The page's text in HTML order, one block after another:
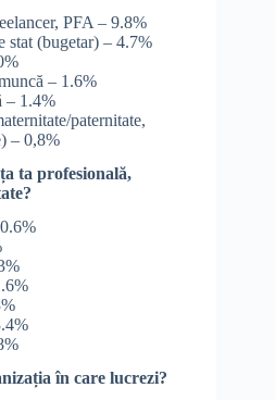
PFA – 9.8%
stat (bugetar) – 4.7%
– 1.6%
– 1.4%
paternitate,
– 0,8%
ta profesională,
în care lucrezi?